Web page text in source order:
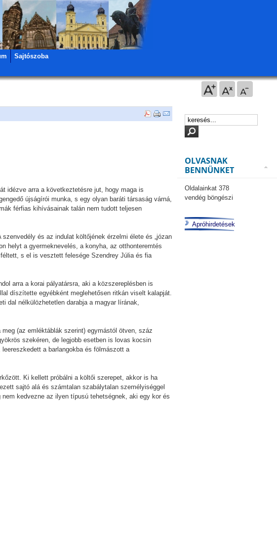
Sajtószoba
idézve arra a következtetésre jut, hogy maga is
újságírói munka, s egy olyan baráti társaság várná,
férfias kihívásainak talán nem tudott teljesen
és az indulat költőjének érzelmi élete és „józan
helyt a gyermeknevelés, a konyha, az otthonteremtés
s el is vesztett felesége Szendrey Júlia és fia
arra a korai pályatársra, aki a közszereplésben is
díszítette egyébként meglehetősen ritkán viselt kalapját.
dal nélkülözhetetlen darabja a magyar lírának,
(az emléktáblák szerint) egymástól ötven, száz
szekéren, de legjobb esetben is lovas kocsin
a barlangokba és fölmászott a
Ki kellett próbálni a költői szerepet, akkor is ha
sajtó alá és számtalan szabálytalan személyiséggel
kedvezne az ilyen típusú tehetségnek, aki egy kor és
OLVASNAK
BENNÜNKET
Oldalainkat 378
vendég böngészi
Apróhirdetések